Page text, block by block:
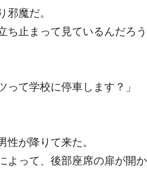
魔だ。
止まって見ているんだろう
って学校に停車します？」
が降りて来た。
って、後部座席の扉が開か